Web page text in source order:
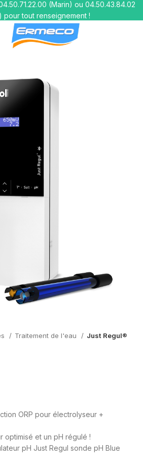
Traitement de l'eau Just Regul®
ORP pour électrolyseur +
optimisé et un pH régulé !
pH Just Regul sonde pH Blue
(Marin) ou 04.50.43.84.02
pour tout renseignement !